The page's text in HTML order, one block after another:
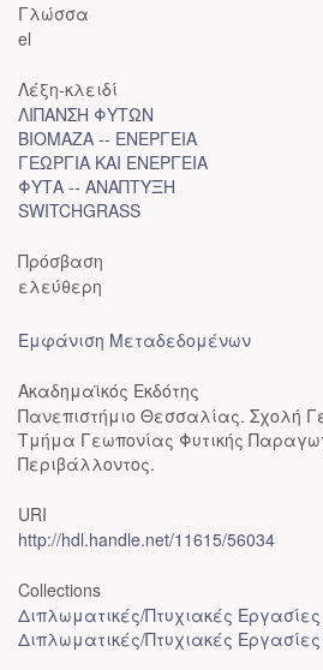
Γλώσσα
el
Λέξη-κλειδί
ΛΙΠΑΝΣΗ ΦΥΤΩΝ
ΒΙΟΜΑΖΑ -- ΕΝΕΡΓΕΙΑ
ΓΕΩΡΓΙΑ ΚΑΙ ΕΝΕΡΓΕΙΑ
ΦΥΤΑ -- ΑΝΑΠΤΥΞΗ
SWITCHGRASS
Πρόσβαση
ελεύθερη
Εμφάνιση Μεταδεδομένων
Ακαδημαϊκός Εκδότης
Πανεπιστήμιο Θεσσαλίας. Σχολή
Τμήμα Γεωπονίας Φυτικής
Περιβάλλοντος.
URI
http://hdl.handle.net/11615/56034
Collections
Διπλωματικές/Πτυχιακές
Διπλωματικές/Πτυχιακές